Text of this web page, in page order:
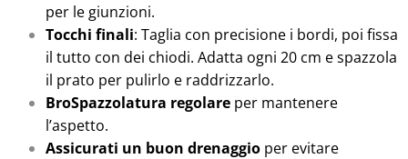
per le giunzioni.
Tocchi finali: Taglia con precisione i bordi, poi fissa
il tutto con dei chiodi. Adatta ogni 20 cm e spazzola
il prato per pulirlo e raddrizzarlo.
BroSpazzolatura regolare per mantenere
l’aspetto.
Assicurati un buon drenaggio per evitare